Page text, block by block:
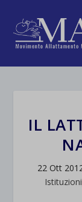
IL
22 Ott